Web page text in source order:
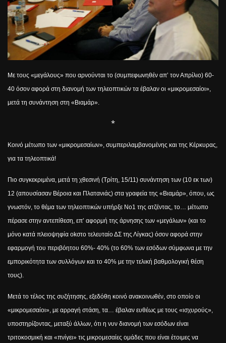
Με τους «μεγάλους» που αρνούνται το (συμπεφωνηθέν απ’ τον Απρίλιο) 60-
40 όσον αφορά στη διανομή των τηλεοπτικών τα έβαλαν οι «μικρομεσαίοι»,
μετά τη συνάντηση στη «Βιαμάρ».
*
Κοινό μέτωπο των «μικρομεσαίων», συμπεριλαμβανομένης και της Κέρκυρας,
για τα τηλεοπτικά!
Πιο συγκεκριμένα, μετά τη χθεσινή (Τρίτη, 15/11) συνάντηση των (10 εκ των)
12 (απουσίασαν Βέροια και Πλατανιάς) στα γραφεία της «Βιαμάρ», όπου, ως
γνωστόν, το θέμα των τηλεοπτικών υπήρξε Νο1 της ατζέντας, το… μέτωπο
πέρασε στην αντεπίθεση, επ’ αφορμή της άρνησης των «μεγάλων» (και το
μόνο κατά πλειοψηφία οkστο τελευταίο ΔΣ της Λίγκας) όσον αφορά στην
εφαρμογή του περιβόητου 60%- 40% (το 60% των εσόδων σύμφωνα με την
εμπορικότητα των συλλόγων και το 40% με την τελική βαθμολογική θέση
τους).
Μετά το τέλος της συζήτησης, εξεδόθη κοινό ανακοινωθέν, στο οποίο οι
«μικρομεσαίοι», με αρραγή στάση, τα… έβαλαν ευθέως με τους «ισχυρούς»,
υποστηρίζοντας, μεταξύ άλλων, ότι η νυν διανομή των εσόδων είναι
τριτοκοσμική και «πνίγει» τις μικρομεσαίες ομάδες που είναι έτοιμες να